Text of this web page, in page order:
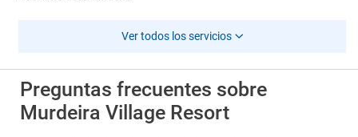
Ver todos los servicios
Preguntas frecuentes sobre
Murdeira Village Resort